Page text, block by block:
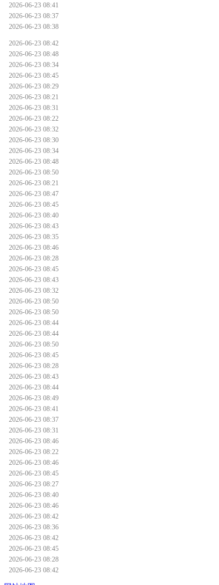
2026-06-23 08:41
2026-06-23 08:37
2026-06-23 08:38
2026-06-23 08:42
2026-06-23 08:48
2026-06-23 08:34
2026-06-23 08:45
2026-06-23 08:29
2026-06-23 08:21
2026-06-23 08:31
2026-06-23 08:22
2026-06-23 08:32
2026-06-23 08:30
2026-06-23 08:34
2026-06-23 08:48
2026-06-23 08:50
2026-06-23 08:21
2026-06-23 08:47
2026-06-23 08:45
2026-06-23 08:40
2026-06-23 08:43
2026-06-23 08:35
2026-06-23 08:46
2026-06-23 08:28
2026-06-23 08:45
2026-06-23 08:43
2026-06-23 08:32
2026-06-23 08:50
2026-06-23 08:50
2026-06-23 08:44
2026-06-23 08:44
2026-06-23 08:50
2026-06-23 08:45
2026-06-23 08:28
2026-06-23 08:43
2026-06-23 08:44
2026-06-23 08:49
2026-06-23 08:41
2026-06-23 08:37
2026-06-23 08:31
2026-06-23 08:46
2026-06-23 08:22
2026-06-23 08:46
2026-06-23 08:45
2026-06-23 08:27
2026-06-23 08:40
2026-06-23 08:46
2026-06-23 08:42
2026-06-23 08:36
2026-06-23 08:42
2026-06-23 08:45
2026-06-23 08:28
2026-06-23 08:42